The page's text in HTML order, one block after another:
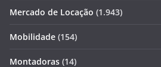
Mercado de Locação (1.943)
Mobilidade (154)
Montadoras (14)